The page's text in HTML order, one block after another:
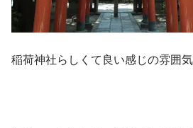
稲荷神社らしくて良い感じの雰囲気